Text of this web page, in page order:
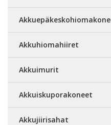
Akkuhiomahiiret
Akkuimurit
Akkuiskuporakoneet
Akkujiirisahat